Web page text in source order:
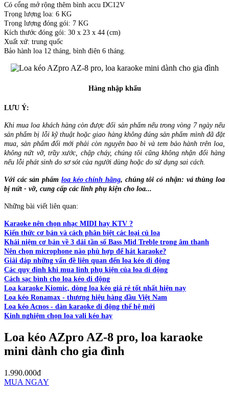
Có cổng mở rộng thêm bình accu DC12V
Trọng lượng loa: 6 KG
Trọng lượng đóng gói: 7 KG
Kích thước đóng gói: 30 x 23 x 44 (cm)
Xuất xứ: trung quốc
Bảo hành loa 12 tháng, bình điện 6 tháng.
Hàng nhập khẩu
LƯU Ý:
Khi mua loa khách hàng còn được đổi sản phẩm nếu trong vòng 7 ngày nếu
sản phẩm bị lỗi kỹ thuật hoặc giao hàng không đúng sản phẩm mình đã đặt
mua, sản phẩm đổi mới phải còn nguyên bao bì và tem bảo hành trên loa,
không nứt vỡ, trầy xước, chập cháy, chúng tôi cũng không nhận đổi hàng
nếu lỗi phát sinh do sơ sót của người dùng hoặc do sử dụng sai cách.
Với các sản phẩm loa kéo chính hãng, chúng tôi có nhận: vá thùng loa
bị nứt - vỡ, cung cấp các linh phụ kiện cho loa...
Những bài viết liên quan:
Karaoke nên chọn nhạc MIDI hay KTV ?
Kiến thức cơ bản và cách phân biệt các loại củ loa
Khái niệm cơ bản về 3 dải tần số Bass Mid Treble trong âm thanh
Nên chọn microphone nào phù hợp để hát karaoke?
Giải đáp những vấn đề liên quan đến loa kéo di động
Các quy định khi mua linh phụ kiện của loa di động
Cách sạc bình cho loa kéo di động
Loa karaoke Kiomic, dòng loa kéo giá rẻ tốt nhất hiện nay
Loa kéo Ronamax - thương hiệu hàng đầu Việt Nam
Loa kéo Acnos - dàn karaoke di động thế hệ mới
Kinh nghiệm chọn loa vali kéo hay
Loa kéo AZpro AZ-8 pro, loa karaoke
mini dành cho gia đình
1.990.000đ
MUA NGAY